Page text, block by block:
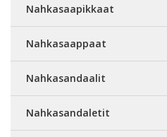
Nahkasaapikkaat
Nahkasaappaat
Nahkasandaalit
Nahkasandaletit